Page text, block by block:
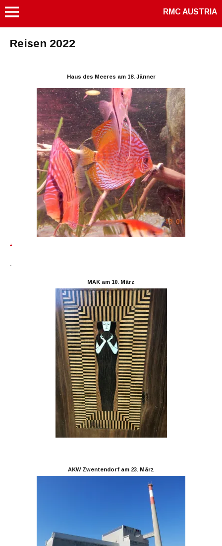
RMC AUSTRIA
Reisen 2022
Haus des Meeres am 18. Jänner
.
MAK am 10. März
AKW Zwentendorf am 23. März